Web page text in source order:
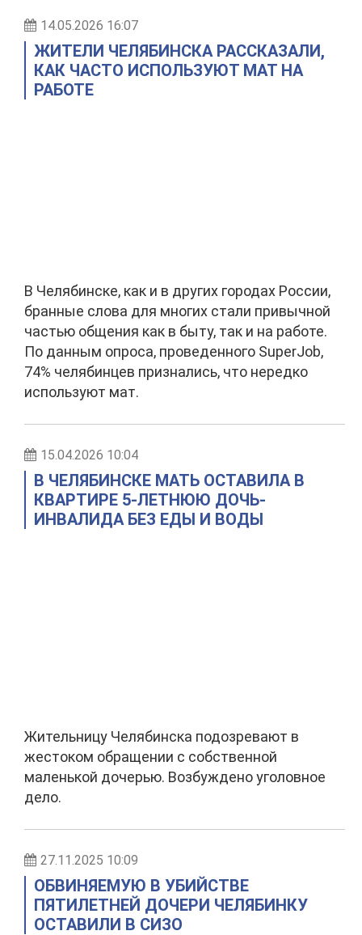
14.05.2026 16:07
ЖИТЕЛИ ЧЕЛЯБИНСКА РАССКАЗАЛИ,
КАК ЧАСТО ИСПОЛЬЗУЮТ МАТ НА
РАБОТЕ
В Челябинске, как и в других городах России,
бранные слова для многих стали привычной
частью общения как в быту, так и на работе.
По данным опроса, проведенного SuperJob,
74% челябинцев признались, что нередко
используют мат.
15.04.2026 10:04
В ЧЕЛЯБИНСКЕ МАТЬ ОСТАВИЛА В
КВАРТИРЕ 5-ЛЕТНЮЮ ДОЧЬ-
ИНВАЛИДА БЕЗ ЕДЫ И ВОДЫ
Жительницу Челябинска подозревают в
жестоком обращении с собственной
маленькой дочерью. Возбуждено уголовное
дело.
27.11.2025 10:09
ОБВИНЯЕМУЮ В УБИЙСТВЕ
ПЯТИЛЕТНЕЙ ДОЧЕРИ ЧЕЛЯБИНКУ
ОСТАВИЛИ В СИЗО